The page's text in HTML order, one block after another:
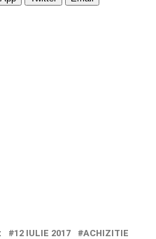
12 IULIE 2017
ACHIZITIE